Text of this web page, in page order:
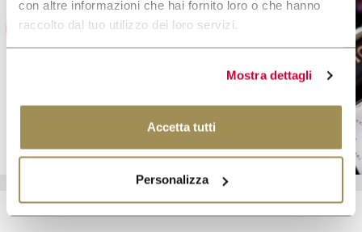
con altre informazioni che hai fornito loro o che hanno
raccolto dal tuo utilizzo dei loro servizi.
Mostra dettagli
Accetta tutti
Personalizza
Gift Card
SCOPRI DI PIÙ